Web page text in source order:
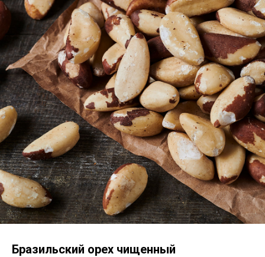
Бразильский орех чищенный